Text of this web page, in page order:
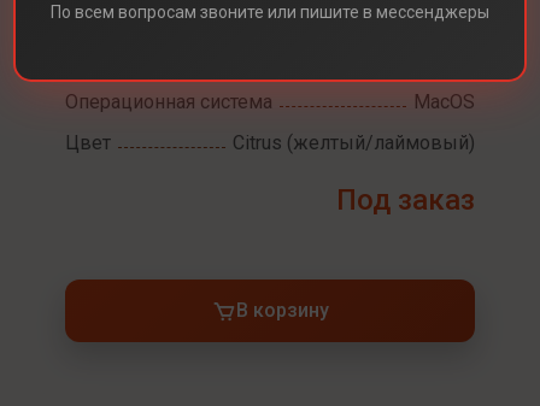
Процессор
Apple A18 Pro
Операционная система
MacOS
Цвет
Citrus (желтый/лаймовый)
Под заказ
В корзину
По всем вопросам звоните или пишите в мессенджеры